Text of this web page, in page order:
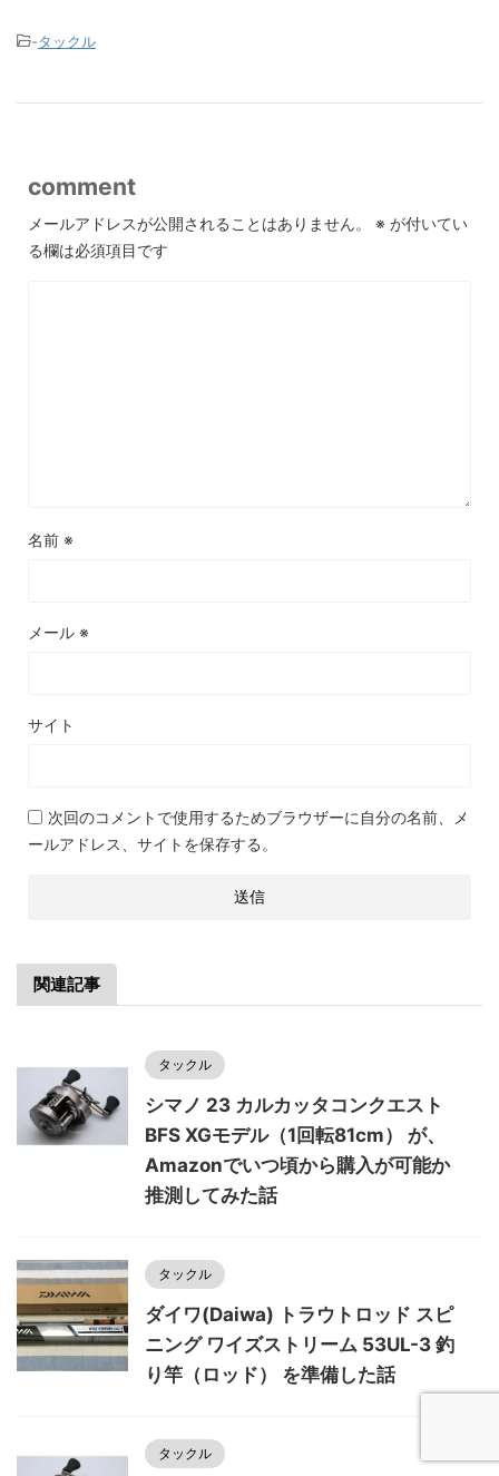
-タックル
comment
メールアドレスが公開されることはありません。 ※ が付いてい
る欄は必須項目です
名前 ※
メール ※
サイト
次回のコメントで使用するためブラウザーに自分の名前、メ
ールアドレス、サイトを保存する。
関連記事
タックル
シマノ 23 カルカッタコンクエスト
BFS XGモデル（1回転81cm） が、
Amazonでいつ頃から購入が可能か
推測してみた話
タックル
ダイワ(Daiwa) トラウトロッド スピ
ニング ワイズストリーム 53UL-3 釣
り竿（ロッド） を準備した話
タックル